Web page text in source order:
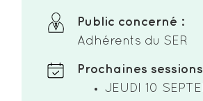
Public concerné :
Adhérents du SER
Prochaines
JEUDI 10